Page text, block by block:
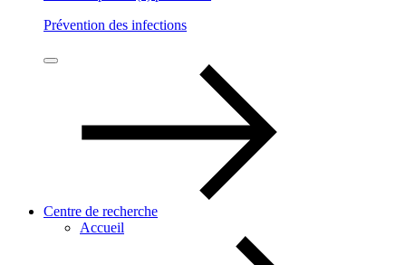
Prévention des infections
Centre de recherche
Accueil